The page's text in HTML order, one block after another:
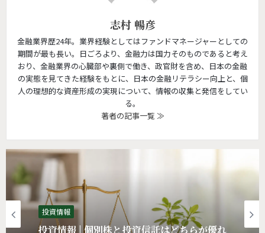
志村 暢彦
金融業界歴24年。業界経験としてはファンドマネージャーとしての
期間が最も長い。日ごろより、金融力は国力そのものであると考え
おり、金融業界の心臓部や裏側で働き、政官財を含め、日本の金融
の実態を見てきた経験をもとに、日本の金融リテラシー向上と、個
人の理想的な資産形成の実現について、情報の収集と発信をしてい
る。
著者の記事一覧 ≫
投資情報
投資情報